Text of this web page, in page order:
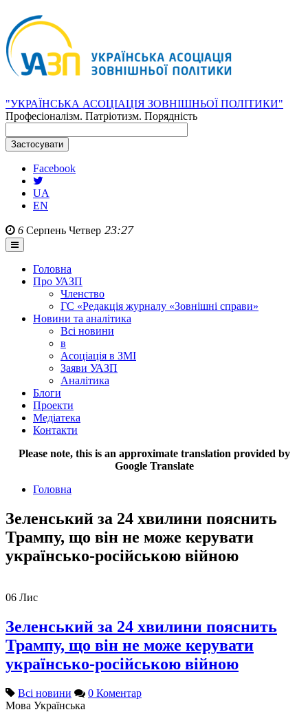
"УКРАЇНСЬКА АСОЦІАЦІЯ ЗОВНІШНЬОЇ ПОЛІТИКИ"
Професіоналізм. Патріотизм. Порядність
Facebook
UA
EN
6 Серпень Четвер 23:27
Головна
Про УАЗП
Членство
ГС «Редакція журналу «Зовнішні справи»
Новини та аналітика
Всі новини
в
Асоціація в ЗМІ
Заяви УАЗП
Аналітика
Блоги
Проекти
Медіатека
Контакти
Please note, this is an approximate translation provided by
Google Translate
Головна
Зеленський за 24 хвилини пояснить
Трампу, що він не може керувати
українсько-російською війною
06 Лис
Зеленський за 24 хвилини пояснить
Трампу, що він не може керувати
українсько-російською війною
Всі новини
0 Коментар
Мова Українська